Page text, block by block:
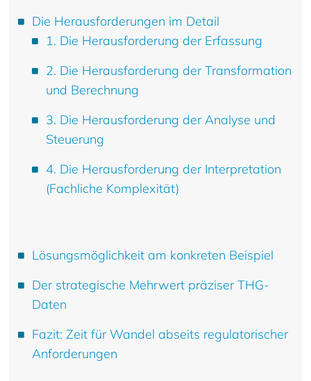
Die Herausforderungen im Detail
1. Die Herausforderung der Erfassung
2. Die Herausforderung der Transformation
und Berechnung
3. Die Herausforderung der Analyse und
Steuerung
4. Die Herausforderung der Interpretation
(Fachliche Komplexität)
Lösungsmöglichkeit am konkreten Beispiel
Der strategische Mehrwert präziser THG-
Daten
Fazit: Zeit für Wandel abseits regulatorischer
Anforderungen